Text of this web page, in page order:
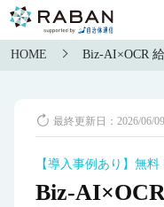
HOME Biz-AI×OCR
最終更新日：2026/06/09
【導入事例あり】無
Biz-